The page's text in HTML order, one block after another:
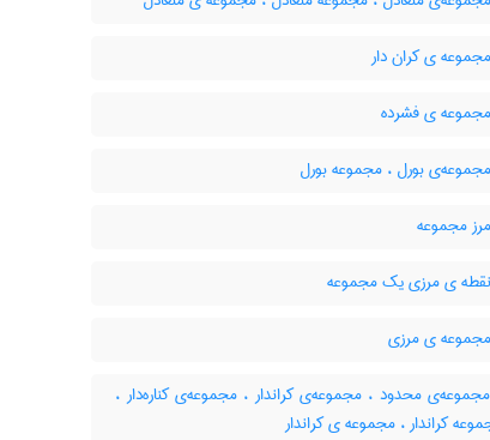
ی کران دار
ی فشرده
بورل ، مجموعه بورل
مجموعه
ی مرزی یک مجموعه
ی مرزی
محدود ، مجموعه‌ی کراندار ، مجموعه‌ی کناره‌دار ،
کراندار ، مجموعه ی کراندار